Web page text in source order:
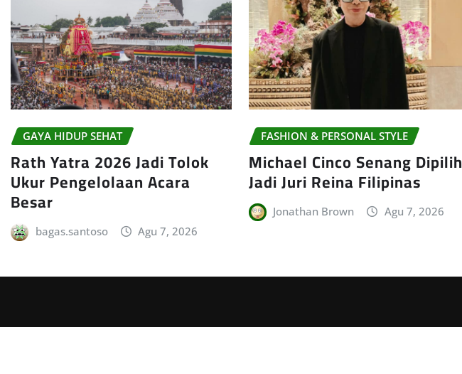
GAYA HIDUP SEHAT
Rath Yatra 2026 Jadi Tolok
Ukur Pengelolaan Acara
Besar
bagas.santoso Agu 7, 2026
FASHION & PERSONAL STYLE
Michael Cinco Senang Dipilih
Jadi Juri Reina Filipinas
Jonathan Brown Agu 7, 2026